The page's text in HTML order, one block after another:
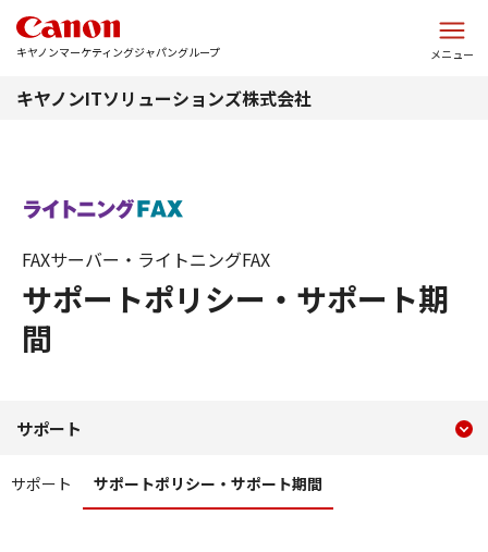
キヤノンマーケティングジャパングループ メニュー
キヤノンITソリューションズ株式会社
サポートポリシー・サポート期
間
FAXサーバー・ライトニングFAX
サポートポリシー・サポー
サポート
サポート サポートポリシー・サポート期間